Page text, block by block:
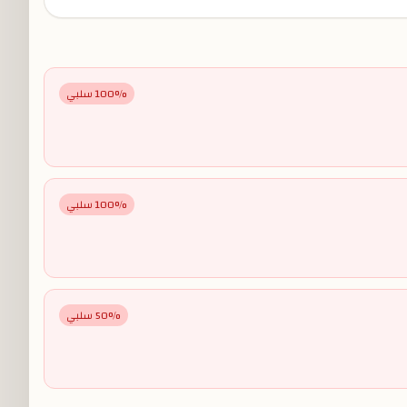
100% سلبي
100% سلبي
50% سلبي